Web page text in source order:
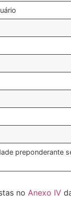
preponderante
no Anexo IV